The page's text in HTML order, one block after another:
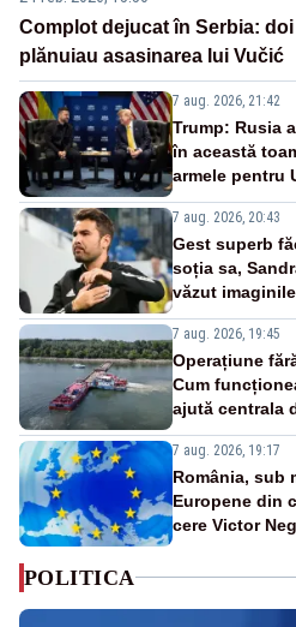
Complot dejucat în Serbia:
plănuiau asasinarea lui Vučić
7 aug. 2026, 21:42
Trump: Rusia
în această
armele pentru
7 aug. 2026, 20:43
Gest superb
soția sa,
văzut imaginile
7 aug. 2026, 19:45
Operațiune
Cum
ajută centrala
7 aug. 2026, 19:17
România, sub
Europene din
cere Victor
POLITICA